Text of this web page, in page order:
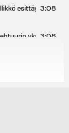
esittäytyy3:08
3:08
Level